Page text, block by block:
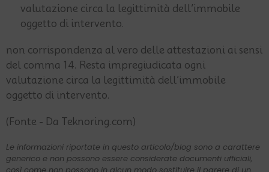
valutazione circa la legittimità dell’immobile
oggetto di intervento.
non corrispondenza al vero delle attestazioni ai sensi
del comma 14. Resta impregiudicata ogni
valutazione circa la legittimità dell’immobile
oggetto di intervento.
(Fonte - Da Teknoring.com)
Le informazioni riportate in questo articolo/blog sono a carattere
generico e non possono essere considerate documenti ufficiali,